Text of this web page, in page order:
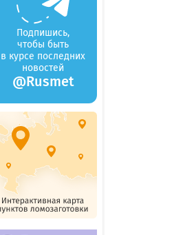
Подпишись,
чтобы быть
в курсе последних
новостей
@Rusmet